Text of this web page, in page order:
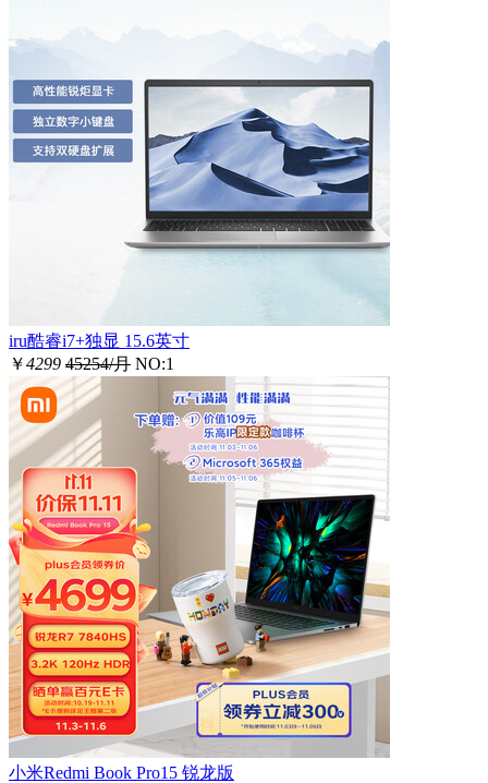
iru酷睿i7+独显 15.6英寸
￥4299 45254/月 NO:1
小米Redmi Book Pro15 锐龙版